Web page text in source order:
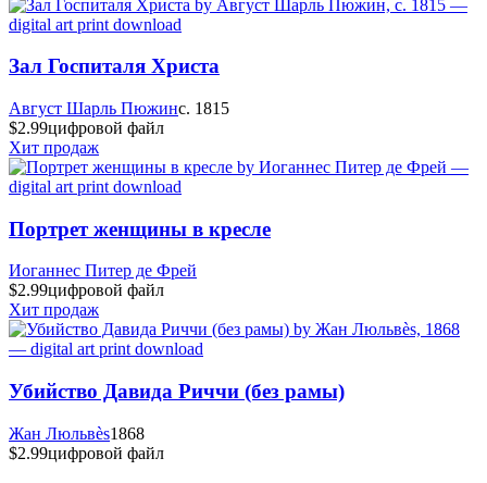
Зал Госпиталя Христа
Август Шарль Пюжинc. 1815
$2.99цифровой файл
Хит продаж
Портрет женщины в кресле
Иоганнес Питер де Фрей
$2.99цифровой файл
Хит продаж
Убийство Давида Риччи (без рамы)
Жан Люльвès1868
$2.99цифровой файл